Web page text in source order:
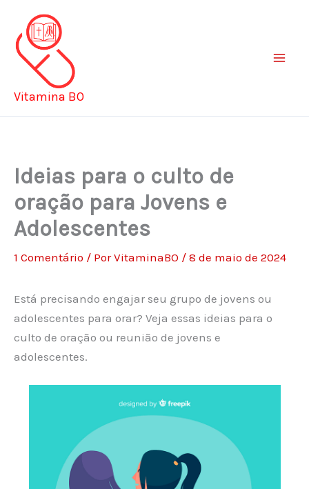
conteúdo
Vitamina BO
Ideias para o culto de
oração para Jovens e
Adolescentes
1 Comentário / PorVitaminaBO / 8 de maio de 2024
Está precisando engajar seu grupo de jovens ou
adolescentes para orar? Veja essas ideias para o
culto de oração ou reunião de jovens e
adolescentes.